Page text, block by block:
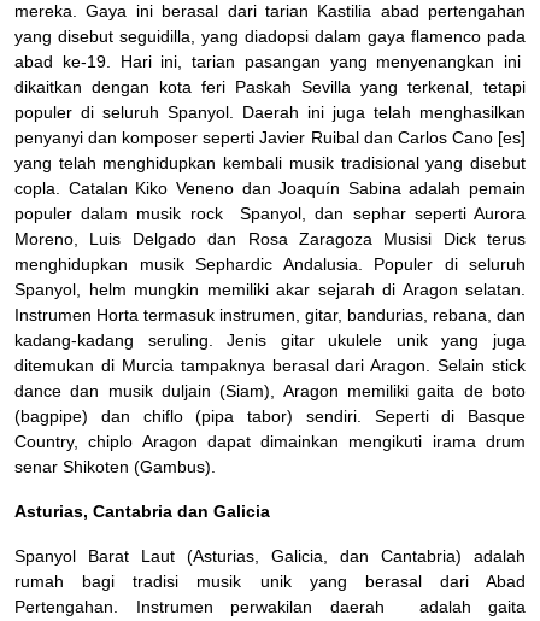
mereka. Gaya ini berasal dari tarian Kastilia abad pertengahan
yang disebut seguidilla, yang diadopsi dalam gaya flamenco pada
abad ke-19. Hari ini, tarian pasangan yang menyenangkan ini
dikaitkan dengan kota feri Paskah Sevilla yang terkenal, tetapi
populer di seluruh Spanyol. Daerah ini juga telah menghasilkan
penyanyi dan komposer seperti Javier Ruibal dan Carlos Cano [es]
yang telah menghidupkan kembali musik tradisional yang disebut
copla. Catalan Kiko Veneno dan Joaquín Sabina adalah pemain
populer dalam musik rock Spanyol, dan sephar seperti Aurora
Moreno, Luis Delgado dan Rosa Zaragoza Musisi Dick terus
menghidupkan musik Sephardic Andalusia. Populer di seluruh
Spanyol, helm mungkin memiliki akar sejarah di Aragon selatan.
Instrumen Horta termasuk instrumen, gitar, bandurias, rebana, dan
kadang-kadang seruling. Jenis gitar ukulele unik yang juga
ditemukan di Murcia tampaknya berasal dari Aragon. Selain stick
dance dan musik duljain (Siam), Aragon memiliki gaita de boto
(bagpipe) dan chiflo (pipa tabor) sendiri. Seperti di Basque
Country, chiplo Aragon dapat dimainkan mengikuti irama drum
senar Shikoten (Gambus).
Asturias, Cantabria dan Galicia
Spanyol Barat Laut (Asturias, Galicia, dan Cantabria) adalah
rumah bagi tradisi musik unik yang berasal dari Abad
Pertengahan. Instrumen perwakilan daerah adalah gaita